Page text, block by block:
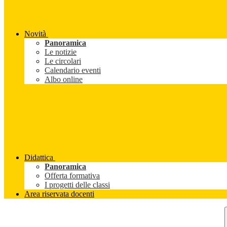
Novità
Panoramica
Le notizie
Le circolari
Calendario eventi
Albo online
Didattica
Panoramica
Offerta formativa
I progetti delle classi
Area riservata docenti